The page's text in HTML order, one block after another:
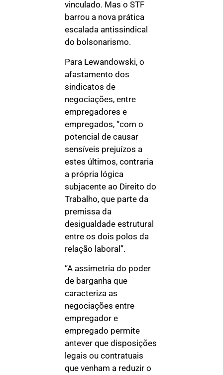
vinculado. Mas o STF
barrou a nova prática
escalada antissindical
do bolsonarismo.
Para Lewandowski, o
afastamento dos
sindicatos de
negociações, entre
empregadores e
empregados, “com o
potencial de causar
sensíveis prejuízos a
estes últimos, contraria
a própria lógica
subjacente ao Direito do
Trabalho, que parte da
premissa da
desigualdade estrutural
entre os dois polos da
relação laboral”.
“A assimetria do poder
de barganha que
caracteriza as
negociações entre
empregador e
empregado permite
antever que disposições
legais ou contratuais
que venham a reduzir o